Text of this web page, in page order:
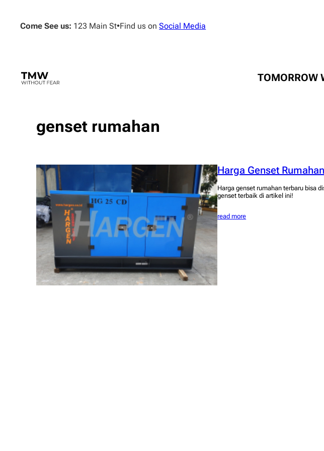
contentCome See us: 123 Main St•Find us onSocial Media
TOMORROW
genset rumahan
Harga Genset
Harga genset rumahan terbaru bisa
genset terbaik di artikel ini!
read more